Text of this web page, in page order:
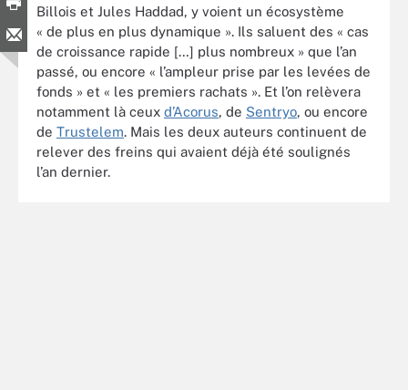
Billois et Jules Haddad, y voient un écosystème
« de plus en plus dynamique ». Ils saluent des « cas
de croissance rapide […] plus nombreux » que l’an
passé, ou encore « l’ampleur prise par les levées de
fonds » et « les premiers rachats ». Et l’on relèvera
notamment là ceux d’Acorus, de Sentryo, ou encore
de Trustelem. Mais les deux auteurs continuent de
relever des freins qui avaient déjà été soulignés
l’an dernier.